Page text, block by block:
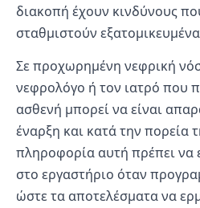
διακοπή έχουν κινδύνους
σταθμιστούν
Σε προχωρημένη νεφρική
νεφρολόγο ή τον ιατρό που
ασθενή μπορεί να είναι
έναρξη και κατά την πορεία
πληροφορία αυτή πρέπει να
στο εργαστήριο όταν
ώστε τα αποτελέσματα να